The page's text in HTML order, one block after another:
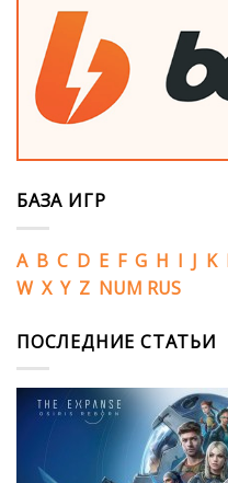
БАЗА ИГР
A B C D E F G H I J K
W X Y Z NUM RUS
ПОСЛЕДНИЕ СТАТЬИ